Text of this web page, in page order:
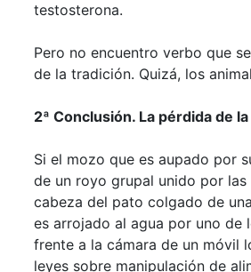
testosterona.
Pero no encuentro verbo que
de la tradición. Quizá, los
2ª Conclusión. La pérdida de
Si el mozo que es aupado por
de un royo grupal unido por
cabeza del pato colgado de
es arrojado al agua por uno de
frente a la cámara de un móvil
leyes sobre manipulación de